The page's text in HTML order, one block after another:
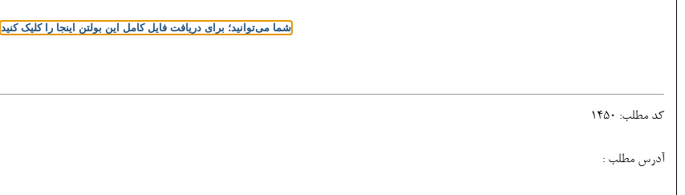
شما می‌توانید؛ برای دریافت فایل کامل این بولتن اینجا را کلیک کنید
کد مطلب: 1450
آدرس مطلب :